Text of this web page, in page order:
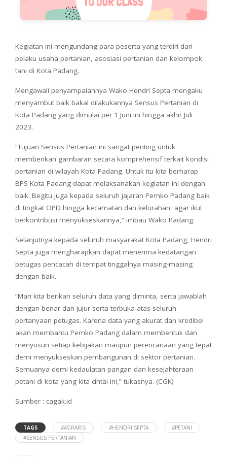
Kegiatan ini mengundang para peserta yang terdiri dari
pelaku usaha pertanian, asosiasi pertanian dan kelompok
tani di Kota Padang.
Mengawali penyampaiannya Wako Hendri Septa mengaku
menyambut baik bakal dilakukannya Sensus Pertanian di
Kota Padang yang dimulai per 1 Juni ini hingga akhir Juli
2023.
“Tujuan Sensus Pertanian ini sangat penting untuk
memberikan gambaran secara komprehensif terkait kondisi
pertanian di wilayah Kota Padang. Untuk itu kita berharap
BPS Kota Padang dapat melaksanakan kegiatan ini dengan
baik. Begitu juga kepada seluruh jajaran Pemko Padang baik
di tingkat OPD hingga kecamatan dan kelurahan, agar ikut
berkontribusi menyukseskannya,” imbau Wako Padang.
Selanjutnya kepada seluruh masyarakat Kota Padang, Hendri
Septa juga mengharapkan dapat menerima kedatangan
petugas pencacah di tempat tinggalnya masing-masing
dengan baik.
“Mari kita berikan seluruh data yang diminta, serta jawablah
dengan benar dan jujur serta terbuka atas seluruh
pertanyaan petugas. Karena data yang akurat dan kredibel
akan membantu Pemko Padang dalam membentuk dan
menyusun setiap kebijakan maupun perencanaan yang tepat
demi menyukseskan pembangunan di sektor pertanian.
Semuanya demi kedaulatan pangan dan kesejahteraan
petani di kota yang kita cintai ini,” tukasnya. (CGK)
Sumber : cagak.id
TAGS #AGRARIS #HENDRI SEPTA
#PETANI
#SENSUS PERTANIAN